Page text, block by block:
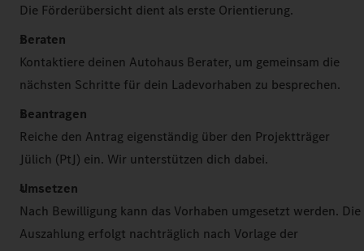
Die Förderübersicht dient als erste Orientierung.
Beraten
Kontaktiere deinen Autohaus Berater, um gemeinsam die
nächsten Schritte für dein Ladevorhaben zu besprechen.
Beantragen
Reiche den Antrag eigenständig über den Projektträger
Jülich (PtJ) ein. Wir unterstützen dich dabei.
Umsetzen
Nach Bewilligung kann das Vorhaben umgesetzt werden. Die
Auszahlung erfolgt nachträglich nach Vorlage der